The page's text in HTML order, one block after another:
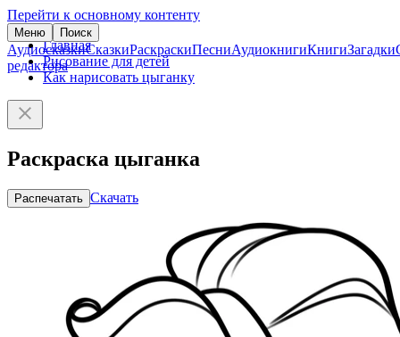
Перейти к основному контенту
Меню Поиск
АудиосказкиСказкиРаскраскиПесниАудиокнигиКнигиЗагадки
редактора
Главная
Рисование для детей
Как нарисовать цыганку
Раскраска цыганка
Распечатать Скачать